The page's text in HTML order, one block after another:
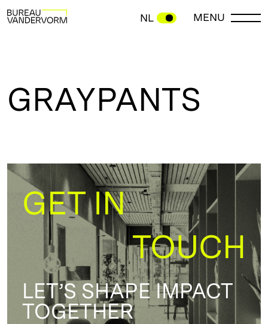
NL MENU
GRAYPANTS
GET IN
LET’S SHAPE IMPACT
TOGETHER
TOUCH